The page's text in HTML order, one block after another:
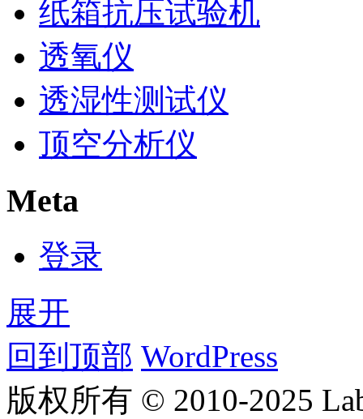
纸箱抗压试验机
透氧仪
透湿性测试仪
顶空分析仪
Meta
登录
展开
回到顶部 WordPress
版权所有 © 2010-2025